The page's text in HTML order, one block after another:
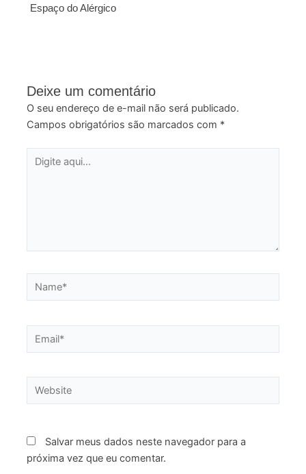
Espaço do Alérgico
Deixe um comentário
O seu endereço de e-mail não será publicado.
Campos obrigatórios são marcados com *
Digite
Name*
Email*
Website
Salvar meus dados neste navegador para a
próxima vez que eu comentar.